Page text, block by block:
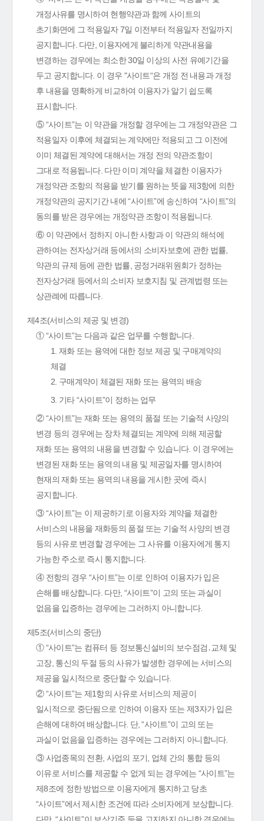
개정사유를 명시하여 현행약관과 함께 사이트의
초기화면에 그 적용일자 7일 이전부터 적용일자 전일까지
공지합니다. 다만, 이용자에게 불리하게 약관내용을
변경하는 경우에는 최소한 30일 이상의 사전 유예기간을
두고 공지합니다. 이 경우 "사이트“은 개정 전 내용과 개정
후 내용을 명확하게 비교하여 이용자가 알기 쉽도록
표시합니다.
⑤ “사이트”는 이 약관을 개정할 경우에는 그 개정약관은 그
적용일자 이후에 체결되는 계약에만 적용되고 그 이전에
이미 체결된 계약에 대해서는 개정 전의 약관조항이
그대로 적용됩니다. 다만 이미 계약을 체결한 이용자가
개정약관 조항의 적용을 받기를 원하는 뜻을 제3항에 의한
개정약관의 공지기간 내에 “사이트”에 송신하여 “사이트”의
동의를 받은 경우에는 개정약관 조항이 적용됩니다.
⑥ 이 약관에서 정하지 아니한 사항과 이 약관의 해석에
관하여는 전자상거래 등에서의 소비자보호에 관한 법률,
약관의 규제 등에 관한 법률, 공정거래위원회가 정하는
전자상거래 등에서의 소비자 보호지침 및 관계법령 또는
상관례에 따릅니다.
제4조(서비스의 제공 및 변경)
① “사이트”는 다음과 같은 업무를 수행합니다.
1. 재화 또는 용역에 대한 정보 제공 및 구매계약의
체결
2. 구매계약이 체결된 재화 또는 용역의 배송
3. 기타 “사이트”이 정하는 업무
② “사이트”는 재화 또는 용역의 품절 또는 기술적 사양의
변경 등의 경우에는 장차 체결되는 계약에 의해 제공할
재화 또는 용역의 내용을 변경할 수 있습니다. 이 경우에는
변경된 재화 또는 용역의 내용 및 제공일자를 명시하여
현재의 재화 또는 용역의 내용을 게시한 곳에 즉시
공지합니다.
③ “사이트”는 이 제공하기로 이용자와 계약을 체결한
서비스의 내용을 재화등의 품절 또는 기술적 사양의 변경
등의 사유로 변경할 경우에는 그 사유를 이용자에게 통지
가능한 주소로 즉시 통지합니다.
④ 전항의 경우 “사이트”는 이로 인하여 이용자가 입은
손해를 배상합니다. 다만, “사이트”이 고의 또는 과실이
없음을 입증하는 경우에는 그러하지 아니합니다.
제5조(서비스의 중단)
① “사이트”는 컴퓨터 등 정보통신설비의 보수점검․교체 및
고장, 통신의 두절 등의 사유가 발생한 경우에는 서비스의
제공을 일시적으로 중단할 수 있습니다.
② “사이트”는 제1항의 사유로 서비스의 제공이
일시적으로 중단됨으로 인하여 이용자 또는 제3자가 입은
손해에 대하여 배상합니다. 단, “사이트”이 고의 또는
과실이 없음을 입증하는 경우에는 그러하지 아니합니다.
③ 사업종목의 전환, 사업의 포기, 업체 간의 통합 등의
이유로 서비스를 제공할 수 없게 되는 경우에는 “사이트”는
제8조에 정한 방법으로 이용자에게 통지하고 당초
“사이트”에서 제시한 조건에 따라 소비자에게 보상합니다.